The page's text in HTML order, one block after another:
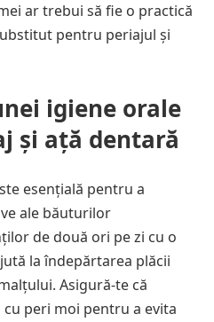
ar trebui să fie o practică
pentru periajul și
igiene orale
și ață dentară
esențială pentru a
ale băuturilor
de două ori pe zi cu o
la îndepărtarea plăcii
Asigură-te că
peri moi pentru a evita